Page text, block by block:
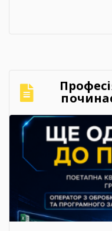
дві важливі
випускники 2026
початком нового
педагогічного